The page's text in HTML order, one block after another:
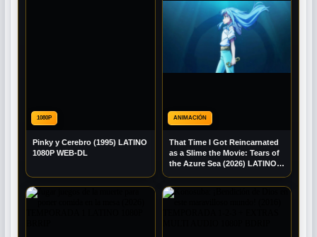
1080P
Pinky y Cerebro (1995) LATINO
1080P WEB-DL
ANIMACIÓN
That Time I Got Reincarnated
as a Slime the Movie: Tears of
the Azure Sea (2026) LATINO